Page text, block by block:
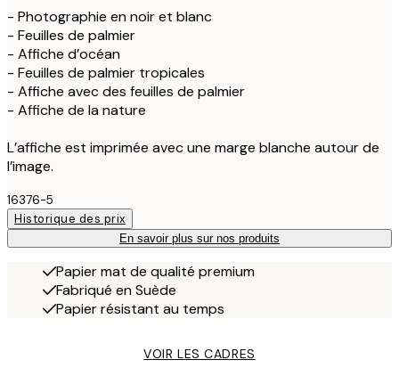
- Photographie en noir et blanc
- Feuilles de palmier
- Affiche d’océan
- Feuilles de palmier tropicales
- Affiche avec des feuilles de palmier
- Affiche de la nature
L’affiche est imprimée avec une marge blanche autour de
l’image.
16376-5
Historique des prix
En savoir plus sur nos produits
Papier mat de qualité premium
Fabriqué en Suède
Papier résistant au temps
VOIR LES CADRES